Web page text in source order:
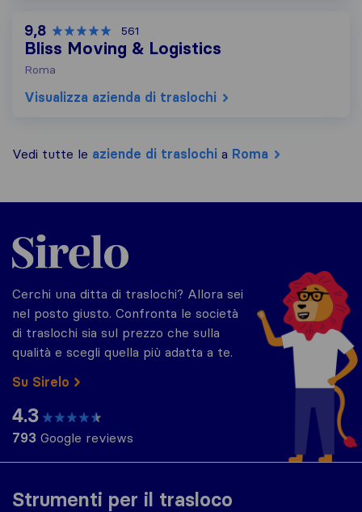
9,8 561
Bliss Moving & Logistics
Roma
Visualizza azienda di traslochi
Vedi tutte le aziende di traslochi a Roma
Strumenti per il trasloco
Sirelo.it
Cerchi una ditta di traslochi? Allora sei
nel posto giusto. Confronta le società
di traslochi sia sul prezzo che sulla
qualità e scegli quella più adatta a te.
Su Sirelo
4.3
793 Google reviews